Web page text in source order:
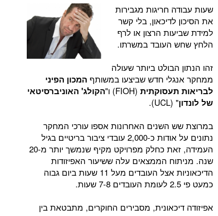
חריגות מגבירות
בלי קשר
הרצון או לרף
העובד במשרתו.
ביותר שעולה
חדש שביצעו במשותףהמכון הפיני
(FIOH) ו"
הקולג' האוניברסיטאי
" (UCL).
השנים האחרונות אספו עורכי המחקר
נתונים על אודות כ-2,000 עובדי ציבור בריטיים בגיל
העמידה, זאת כחלק מפרויקט מקיף שנמשך יותר מ-20
הממצאים עלה ששיעור האפיזודות
הדיכאוניות אצל העובדים מעל 11 שעות ביום גבוה
מסבירים החוקרים, מתבטאת בין